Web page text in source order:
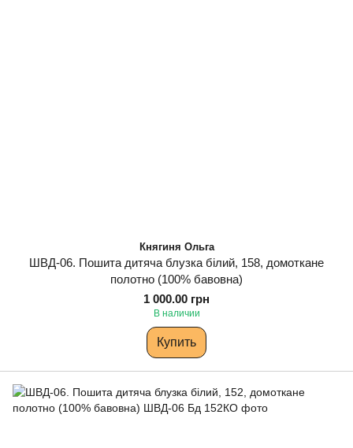
Княгиня Ольга
ШВД-06. Пошита дитяча блузка білий, 158, домоткане
полотно (100% бавовна)
1 000.00 грн
В наличии
Купить